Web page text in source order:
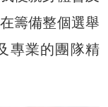
籌備整個選舉
專業的團隊精